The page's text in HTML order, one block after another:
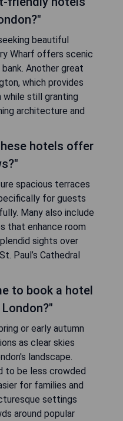
beautiful
Wharf offers scenic
Another great
which provides
still granting
architecture and
hotels offer
spacious terraces
for guests
Many also include
that enhance room
sights over
Paul’s Cathedral
to book a hotel
or early autumn
as clear skies
landscape.
to be less crowded
for families and
settings
around popular